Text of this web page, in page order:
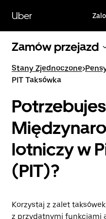
głównej
zawartości
Uber
Zamów przejazd
Stany Zjednoczone>
PIT Taksówka
lotniczy w
(PIT)?
Korzystaj z zalet
z przydatnymi funkcjami